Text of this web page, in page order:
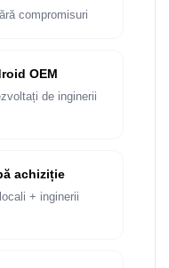
compromisuri
OEM
de inginerii
achiziție
+ inginerii